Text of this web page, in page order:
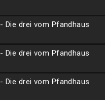
Die drei vom Pfandhaus
Die drei vom Pfandhaus
Die drei vom Pfandhaus